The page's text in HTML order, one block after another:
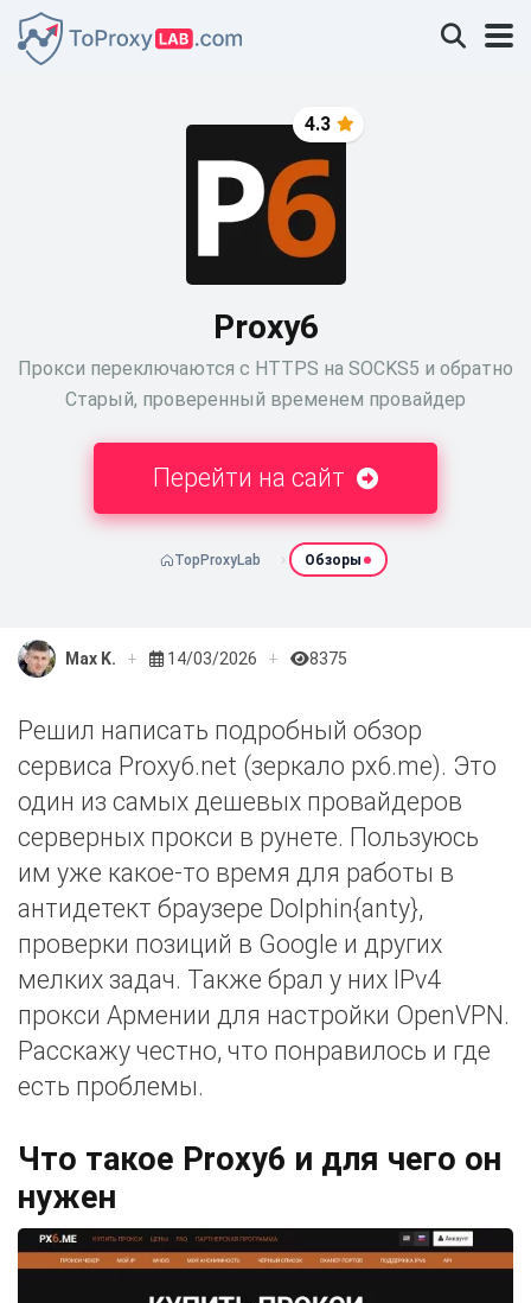
4.3
Proxy6
Прокси переключаются с HTTPS на SOCKS5 и обратно
Старый, проверенный временем провайдер
Перейти на сайт
TopProxyLab Обзоры
Max K. 14/03/2026 8375
Решил написать подробный обзор
сервиса Proxy6.net (зеркало px6.me). Это
один из самых дешевых провайдеров
серверных прокси в рунете. Пользуюсь
им уже какое-то время для работы в
антидетект браузере Dolphin{anty},
проверки позиций в Google и других
мелких задач. Также брал у них IPv4
прокси Армении для настройки OpenVPN.
Расскажу честно, что понравилось и где
есть проблемы.
Что такое Proxy6 и для чего он
нужен